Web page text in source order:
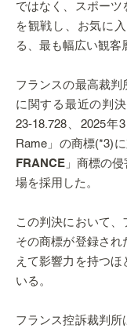
ではなく、スポーツ
を観戦し、お気に
る、最も幅広い観客
フランスの最高裁
に関する最近の判
23-18.728、2025年
Rame」の商標(*3)
FRANCE 」商標の
場を採用した。
この判決において、
その商標が登録され
えて影響力を持つ
いる。
フランス控訴裁判所